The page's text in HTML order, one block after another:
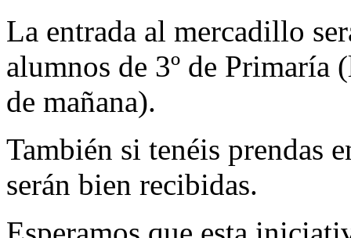
La entrada al mercadillo
alumnos de 3º de Primaría
de mañana).
También si tenéis prendas
serán bien recibidas.